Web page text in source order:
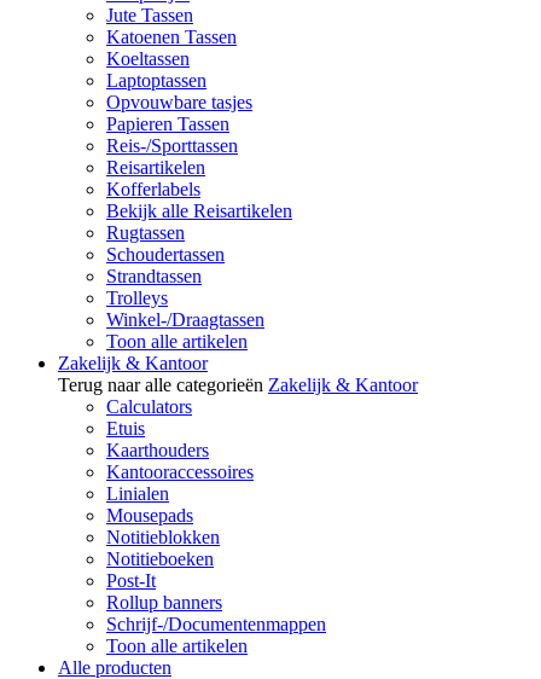
Jute Tassen
Katoenen Tassen
Koeltassen
Laptoptassen
Opvouwbare tasjes
Papieren Tassen
Reis-/Sporttassen
Reisartikelen
Kofferlabels
Bekijk alle Reisartikelen
Rugtassen
Schoudertassen
Strandtassen
Trolleys
Winkel-/Draagtassen
Toon alle artikelen
Zakelijk & Kantoor
Terug naar alle categorieën Zakelijk & Kantoor
Calculators
Etuis
Kaarthouders
Kantooraccessoires
Linialen
Mousepads
Notitieblokken
Notitieboeken
Post-It
Rollup banners
Schrijf-/Documentenmappen
Toon alle artikelen
Alle producten